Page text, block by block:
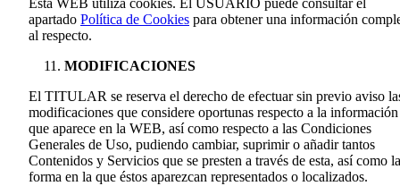
Esta WEB utiliza cookies. El USUARIO puede consultar el
apartado Política de Cookies para obtener una información
al respecto.
MODIFICACIONES
El TITULAR se reserva el derecho de efectuar sin previo aviso
modificaciones que considere oportunas respecto a la información
que aparece en la WEB, así como respecto a las Condiciones
Generales de Uso, pudiendo cambiar, suprimir o añadir tantos
Contenidos y Servicios que se presten a través de esta, así como la
forma en la que éstos aparezcan representados o localizados.